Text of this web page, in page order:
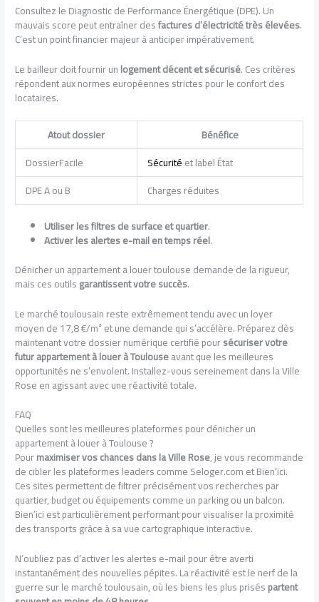
Consultez le Diagnostic de Performance Énergétique (DPE). Un
mauvais score peut entraîner desfactures d’électricité très élevées.
C’est un point financier majeur à anticiper impérativement.
Le bailleur doit fournir unlogement décent et sécurisé. Ces critères
répondent aux normes européennes strictes pour le confort des
locataires.
Atout dossier
Bénéfice
DossierFacile
Sécuritéet label État
DPE A ou B
Charges réduites
Utiliser les filtres de surface et quartier.
Activer les alertes e-mail en temps réel.
Dénicher un appartement a louer toulouse demande de la rigueur,
mais ces outilsgarantissent votre succès.
Le marché toulousain reste extrêmement tendu avec un loyer
moyen de 17,8 €/m² et une demande qui s’accélère. Préparez dès
maintenant votre dossier numérique certifié poursécuriser votre
futur appartement à louer à Toulouseavant que les meilleures
opportunités ne s’envolent. Installez-vous sereinement dans la Ville
Rose en agissant avec une réactivité totale.
FAQ
Quelles sont les meilleures plateformes pour dénicher un
appartement à louer à Toulouse ?
Pourmaximiser vos chances dans la Ville Rose, je vous recommande
de cibler les plateformes leaders comme Seloger.com et Bien’ici.
Ces sites permettent de filtrer précisément vos recherches par
quartier, budget ou équipements comme un parking ou un balcon.
Bien’ici est particulièrement performant pour visualiser la proximité
des transports grâce à sa vue cartographique interactive.
N’oubliez pas d’activer les alertes e-mail pour être averti
instantanément des nouvelles pépites. La réactivité est le nerf de la
guerre sur le marché toulousain, où les biens les plus priséspartent